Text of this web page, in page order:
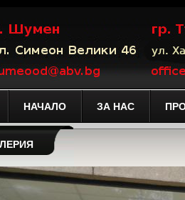
НАЧАЛО ЗА НАС